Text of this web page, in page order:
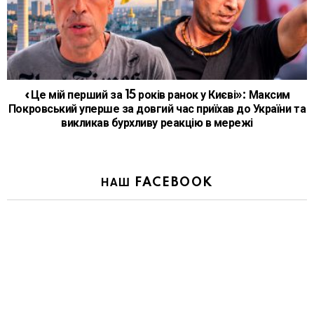
«Це мій перший за 15 років ранок у Києві»: Максим
Покровський уперше за довгий час приїхав до України та
викликав бурхливу реакцію в мережі
НАШ FACEBOOK